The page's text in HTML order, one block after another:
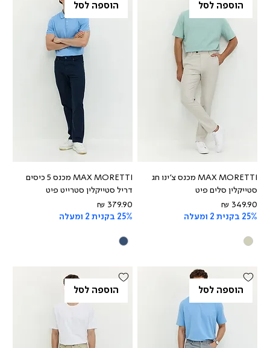
הוספה לסל
MAX MORETTI מכנס צ'ינו חג
סטייקלין סלים פיט
מחיר
25% בקנית 2 ומעלה
הוספה לסל
MAX MORETTI מכנס 5 כיסים
דריל סטייקלין סטרייט פיט
מחיר
25% בקנית 2 ומעלה
הוספה לסל הוספה לסל